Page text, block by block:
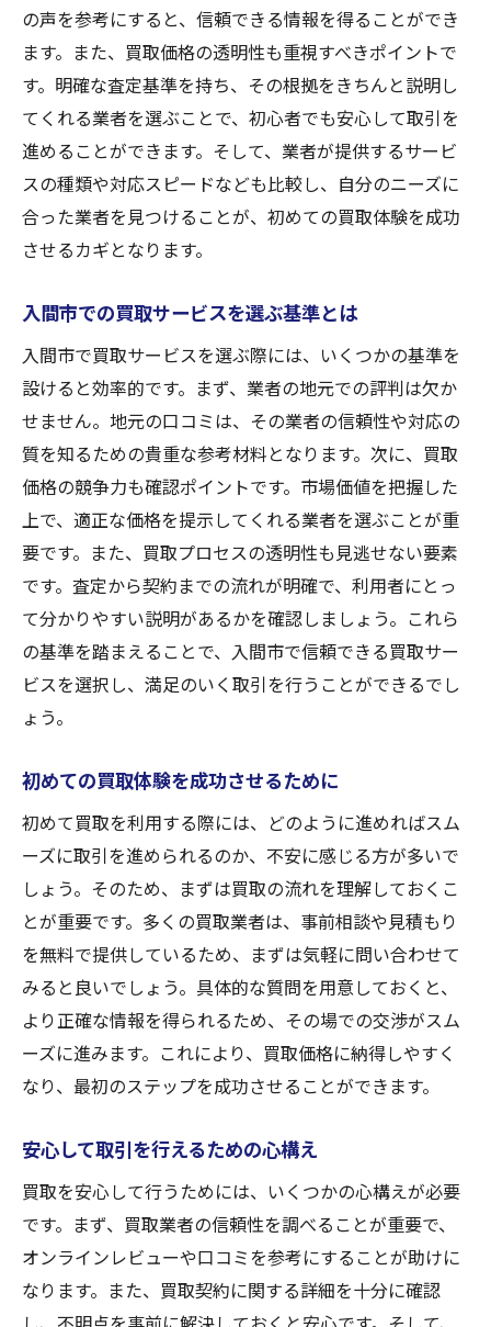
の声を参考にすると、信頼できる情報を得ることができ
ます。また、買取価格の透明性も重視すべきポイントで
す。明確な査定基準を持ち、その根拠をきちんと説明し
てくれる業者を選ぶことで、初心者でも安心して取引を
進めることができます。そして、業者が提供するサービ
スの種類や対応スピードなども比較し、自分のニーズに
合った業者を見つけることが、初めての買取体験を成功
させるカギとなります。
入間市での買取サービスを選ぶ基準とは
入間市で買取サービスを選ぶ際には、いくつかの基準を
設けると効率的です。まず、業者の地元での評判は欠か
せません。地元の口コミは、その業者の信頼性や対応の
質を知るための貴重な参考材料となります。次に、買取
価格の競争力も確認ポイントです。市場価値を把握した
上で、適正な価格を提示してくれる業者を選ぶことが重
要です。また、買取プロセスの透明性も見逃せない要素
です。査定から契約までの流れが明確で、利用者にとっ
て分かりやすい説明があるかを確認しましょう。これら
の基準を踏まえることで、入間市で信頼できる買取サー
ビスを選択し、満足のいく取引を行うことができるでし
ょう。
初めての買取体験を成功させるために
初めて買取を利用する際には、どのように進めればスム
ーズに取引を進められるのか、不安に感じる方が多いで
しょう。そのため、まずは買取の流れを理解しておくこ
とが重要です。多くの買取業者は、事前相談や見積もり
を無料で提供しているため、まずは気軽に問い合わせて
みると良いでしょう。具体的な質問を用意しておくと、
より正確な情報を得られるため、その場での交渉がスム
ーズに進みます。これにより、買取価格に納得しやすく
なり、最初のステップを成功させることができます。
安心して取引を行えるための心構え
買取を安心して行うためには、いくつかの心構えが必要
です。まず、買取業者の信頼性を調べることが重要で、
オンラインレビューや口コミを参考にすることが助けに
なります。また、買取契約に関する詳細を十分に確認